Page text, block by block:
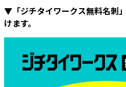
▼「ジチタイワークス無料名刺
けます。